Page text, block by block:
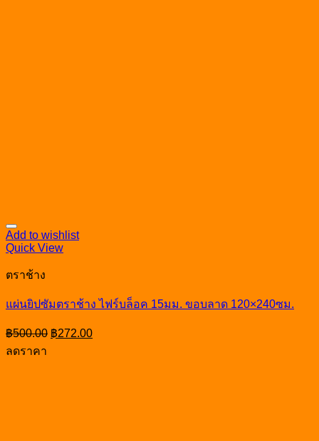
Add to wishlist
Quick View
ตราช้าง
แผ่นยิปซัมตราช้าง ไฟร์บล็อค 15มม. ขอบลาด 120×240ซม.
฿500.00 Original
price
฿272.00Current
price
ลดราคา